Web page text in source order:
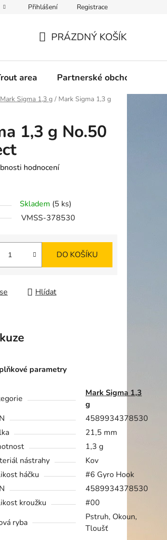
Přihlášení Registrace
KOŠÍK
PRÁZDNÝ KOŠÍK
area Partnerské obchody
Mark Sigma 1,3 g / Mark Sigma 1,3 g
1,3 g No.50
hodnocení
Skladem (5 ks)
VMSS-378530
DO KOŠÍKU
Hlídat
parametry
Mark Sigma 1,3
g
4589934378530
21,5 mm
1,3 g
nástrahy
Kov
háčku
#6 Gyro Hook
4589934378530
kroužku
#00
ryba
Pstruh, Okoun,
Tloušť